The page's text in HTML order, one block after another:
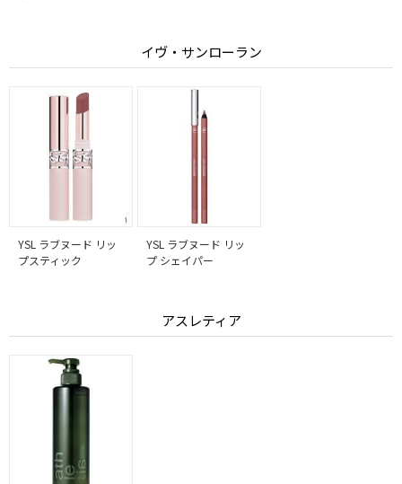
イヴ・サンローラン
YSL ラブヌード リッ
プスティック
YSL ラブヌード リッ
プ シェイパー
アスレティア